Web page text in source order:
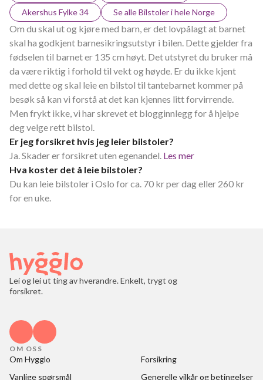
Akershus Fylke 34
Se alle Bilstoler i hele Norge
Om du skal ut og kjøre med barn, er det lovpålagt at barnet
skal ha godkjent barnesikringsutstyr i bilen. Dette gjelder fra
fødselen til barnet er 135 cm høyt. Det utstyret du bruker må
da være riktig i forhold til vekt og høyde. Er du ikke kjent
med dette og skal leie en bilstol til tantebarnet kommer på
besøk så kan vi forstå at det kan kjennes litt forvirrende.
Men frykt ikke, vi har skrevet et blogginnlegg for å hjelpe
deg velge rett bilstol.
Er jeg forsikret hvis jeg leier bilstoler?
Ja. Skader er forsikret uten egenandel. Les mer
Hva koster det å leie bilstoler?
Du kan leie bilstoler i Oslo for ca. 70 kr per dag eller 260 kr
for en uke.
Lei og lei ut ting av hverandre. Enkelt, trygt og
forsikret.
OM OSS
Om Hygglo
Forsikring
Vanlige spørsmål
Generelle vilkår og betingelser